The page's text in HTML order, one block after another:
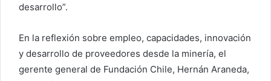
desarrollo”.
En la reflexión sobre empleo, capacidades, innovación
y desarrollo de proveedores desde la minería, el
gerente general de Fundación Chile, Hernán Araneda,